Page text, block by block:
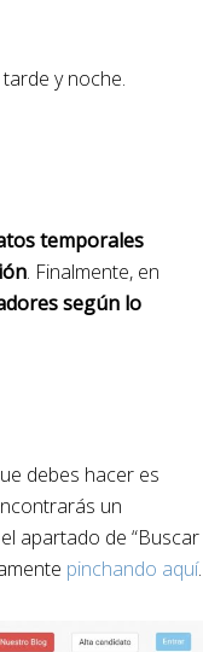
y noche.
temporales
. Finalmente, en
según lo
debes hacer es
un
apartado de “Buscar
pinchando aquí.